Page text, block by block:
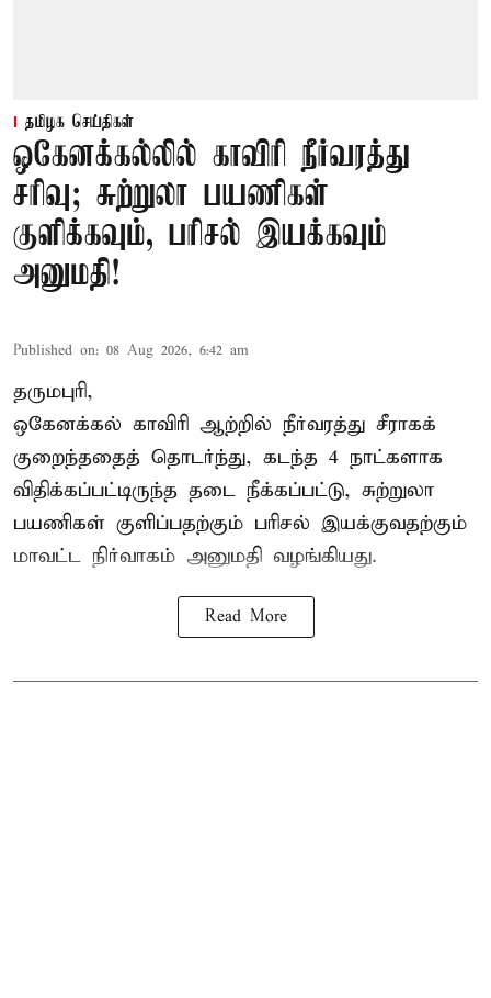
தமிழக செய்திகள்
ஒகேனக்கல்லில் காவிரி நீர்வரத்து
சரிவு; சுற்றுலா பயணிகள்
குளிக்கவும், பரிசல் இயக்கவும்
அனுமதி!
Published on: 08 Aug 2026, 6:42 am
தருமபுரி,
ஒகேனக்கல் காவிரி ஆற்றில் நீர்வரத்து சீராகக்
குறைந்ததைத் தொடர்ந்து, கடந்த 4 நாட்களாக
விதிக்கப்பட்டிருந்த தடை நீக்கப்பட்டு, சுற்றுலா
பயணிகள் குளிப்பதற்கும் பரிசல் இயக்குவதற்கும்
மாவட்ட நிர்வாகம் அனுமதி வழங்கியது.
Read More